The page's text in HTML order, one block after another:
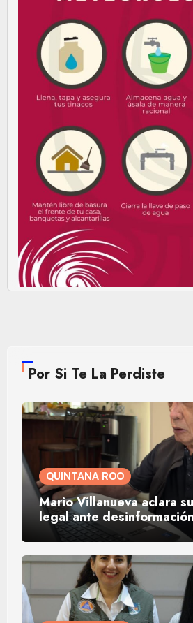
Por Si Te La Perdiste
QUINTANA ROO
Mario Villanueva aclara
legal ante desinformación